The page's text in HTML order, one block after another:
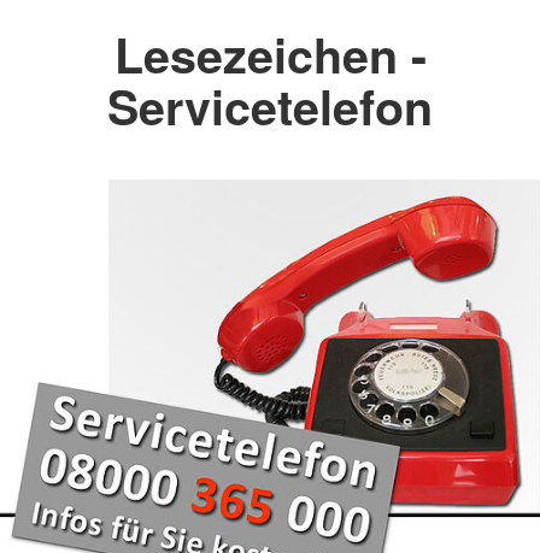
Lesezeichen -
Servicetelefon